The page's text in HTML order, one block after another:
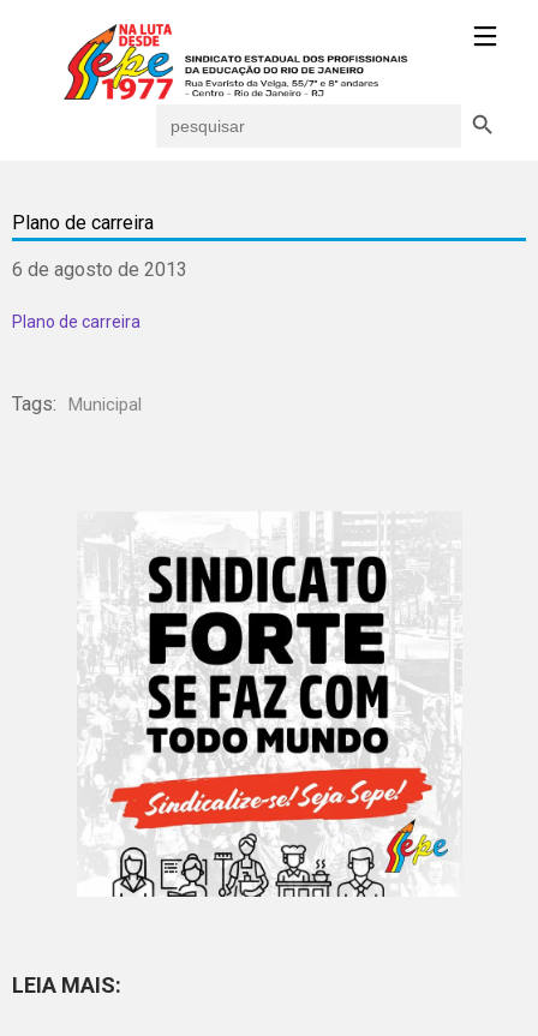
for:
Plano de carreira
6 de agosto de 2013
Plano de carreira
Tags: Municipal
LEIA MAIS: